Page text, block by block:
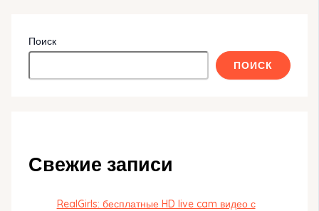
Поиск
ПОИСК
Свежие записи
RealGirls: бесплатные HD live cam видео с